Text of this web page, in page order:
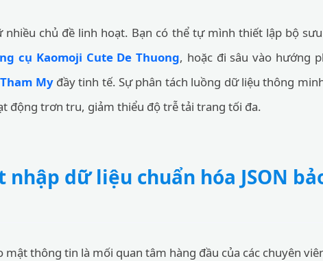
chủ đề linh hoạt. Bạn có thể tự mình thiết lập bộ
cụ Kaomoji Cute De Thuong, hoặc đi sâu vào hướng
Myđầy tinh tế. Sự phân tách luồng dữ liệu thông
động trơn tru, giảm thiểu độ trễ tải trang tối đa.
nhập dữ liệu chuẩn hóa JSON
mật thông tin là mối quan tâm hàng đầu của các chuyên